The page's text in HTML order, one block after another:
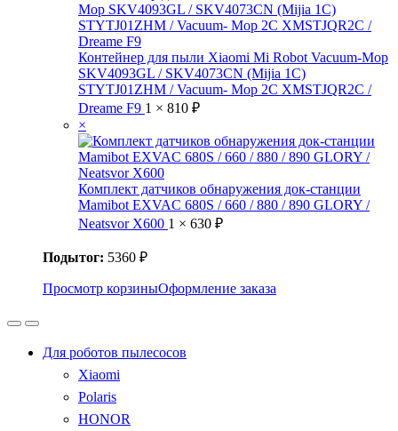
Контейнер для пыли Xiaomi Mi Robot Vacuum-Mop
SKV4093GL / SKV4073CN (Mijia 1C)
STYTJ01ZHM / Vacuum- Mop 2C XMSTJQR2C /
Dreame F9 1 × 810 ₽
×
Комплект датчиков обнаружения док-станции
Mamibot EXVAC 680S / 660 / 880 / 890 GLORY /
Neatsvor X600 1 × 630 ₽
Подытог: 5360 ₽
Просмотр корзиныОформление заказа
Для роботов пылесосов
Xiaomi
Polaris
HONOR